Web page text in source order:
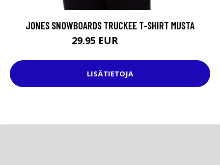
JONES SNOWBOARDS TRUCKEE T-SHIRT MUSTA
29.95 EUR
LISÄTIETOJA